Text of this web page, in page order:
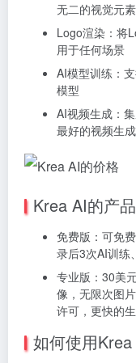
无二的视觉元素
Logo渲染：将
用于任何场景
AI模型训练：
模型
AI视频生成：
最好的视频生
Krea AI的产
免费版：可免
录后3次AI训练
专业版：30美
像，无限次图
许可，更快的
如何使用Krea